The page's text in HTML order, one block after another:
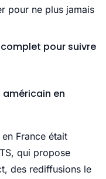
pour ne plus jamais
pour suivre
américain en
en France était
qui propose
des rediffusions le